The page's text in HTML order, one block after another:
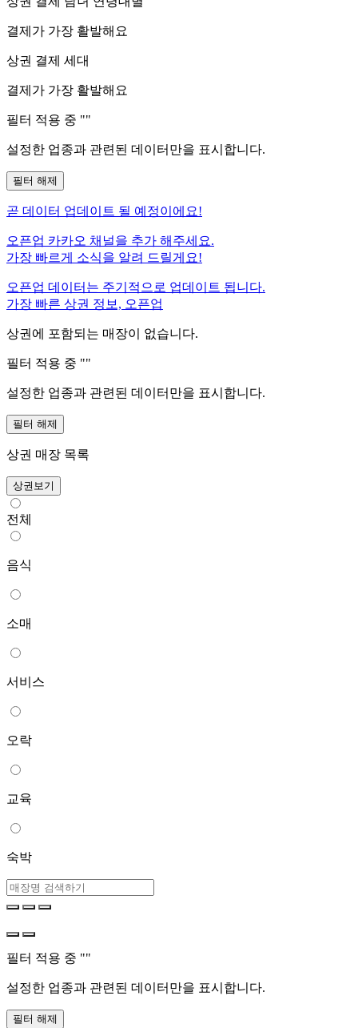
결제가 가장 활발해요
상권 결제 세대
결제가 가장 활발해요
필터 적용 중 ""
설정한 업종과 관련된 데이터만을 표시합니다.
필터 해제
곧 데이터 업데이트 될 예정이에요!
오픈업 카카오 채널을 추가 해주세요.
가장 빠르게 소식을 알려 드릴게요!
오픈업 데이터는 주기적으로 업데이트 됩니다.
가장 빠른 상권 정보, 오픈업
상권에 포함되는 매장이 없습니다.
필터 적용 중 ""
설정한 업종과 관련된 데이터만을 표시합니다.
필터 해제
상권 매장 목록
상권보기
전체
음식
소매
서비스
오락
교육
숙박
필터 적용 중 ""
설정한 업종과 관련된 데이터만을 표시합니다.
필터 해제